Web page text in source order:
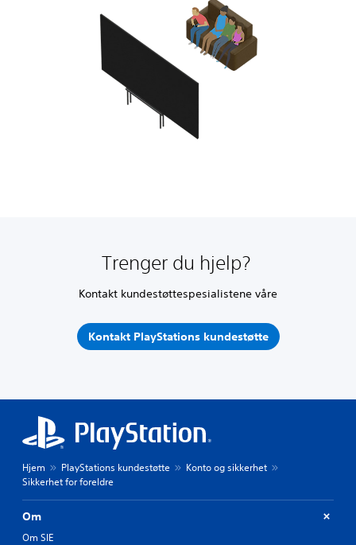
Trenger du hjelp?
Kontakt kundestøttespesialistene våre
Kontakt PlayStations kundestøtte
Hjem PlayStations kundestøtte
Konto og sikkerhet
Sikkerhet for foreldre
Om
Om SIE